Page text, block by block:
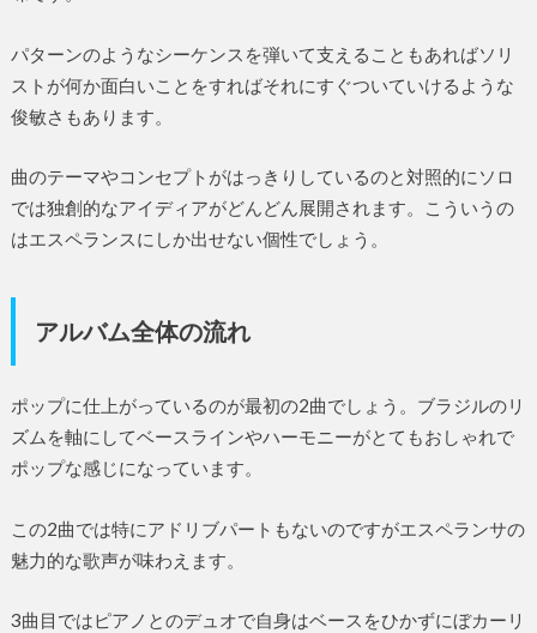
パターンのようなシーケンスを弾いて支えることもあればソリ
ストが何か面白いことをすればそれにすぐついていけるような
俊敏さもあります。
曲のテーマやコンセプトがはっきりしているのと対照的にソロ
では独創的なアイディアがどんどん展開されます。こういうの
はエスペランスにしか出せない個性でしょう。
アルバム全体の流れ
ポップに仕上がっているのが最初の2曲でしょう。ブラジルのリ
ズムを軸にしてベースラインやハーモニーがとてもおしゃれで
ポップな感じになっています。
この2曲では特にアドリブパートもないのですがエスペランサの
魅力的な歌声が味わえます。
3曲目ではピアノとのデュオで自身はベースをひかずにぼカーリ